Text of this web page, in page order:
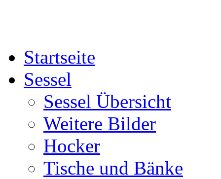
Startseite
Sessel
Sessel Übersicht
Weitere Bilder
Hocker
Tische und Bänke